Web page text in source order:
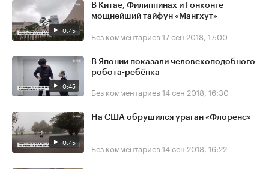
0:45
В Китае, Филиппинах и Гонконге –
мощнейший тайфун «Мангхут»
Без комментариев 17 сен 2018, 17:00
0:45
В Японии показали человекоподобного
робота-ребёнка
Без комментариев 14 сен 2018, 16:30
0:45
На США обрушился ураган «Флоренс»
Без комментариев 14 сен 2018, 16:22